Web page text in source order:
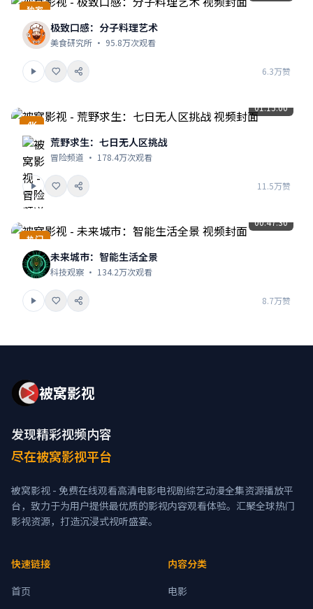
独家
极致口感：分子料理艺术
美食研究所 · 95.8万次观看
6.3万赞
4K
01:15:00
荒野求生：七日无人区挑战
冒险频道 · 178.4万次观看
11.5万赞
热门
00:47:30
未来城市：智能生活全景
科技观察 · 134.2万次观看
8.7万赞
被窝影视
发现精彩视频内容
尽在被窝影视平台
被窝影视 - 免费在线观看高清电影电视剧综艺动漫全集资源播放平
台，致力于为用户提供最优质的影视内容观看体验。汇聚全球热门
影视资源，打造沉浸式视听盛宴。
快速链接
首页
内容分类
电影